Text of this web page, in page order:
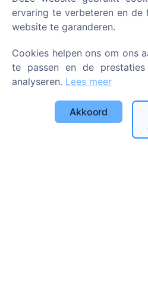
Steek een digitale kaars
Meer
Over
ervaring te verbeteren en
website te garanderen.
Cookies helpen ons om ons
te passen en de
analyseren. Lees meer
Akkoord